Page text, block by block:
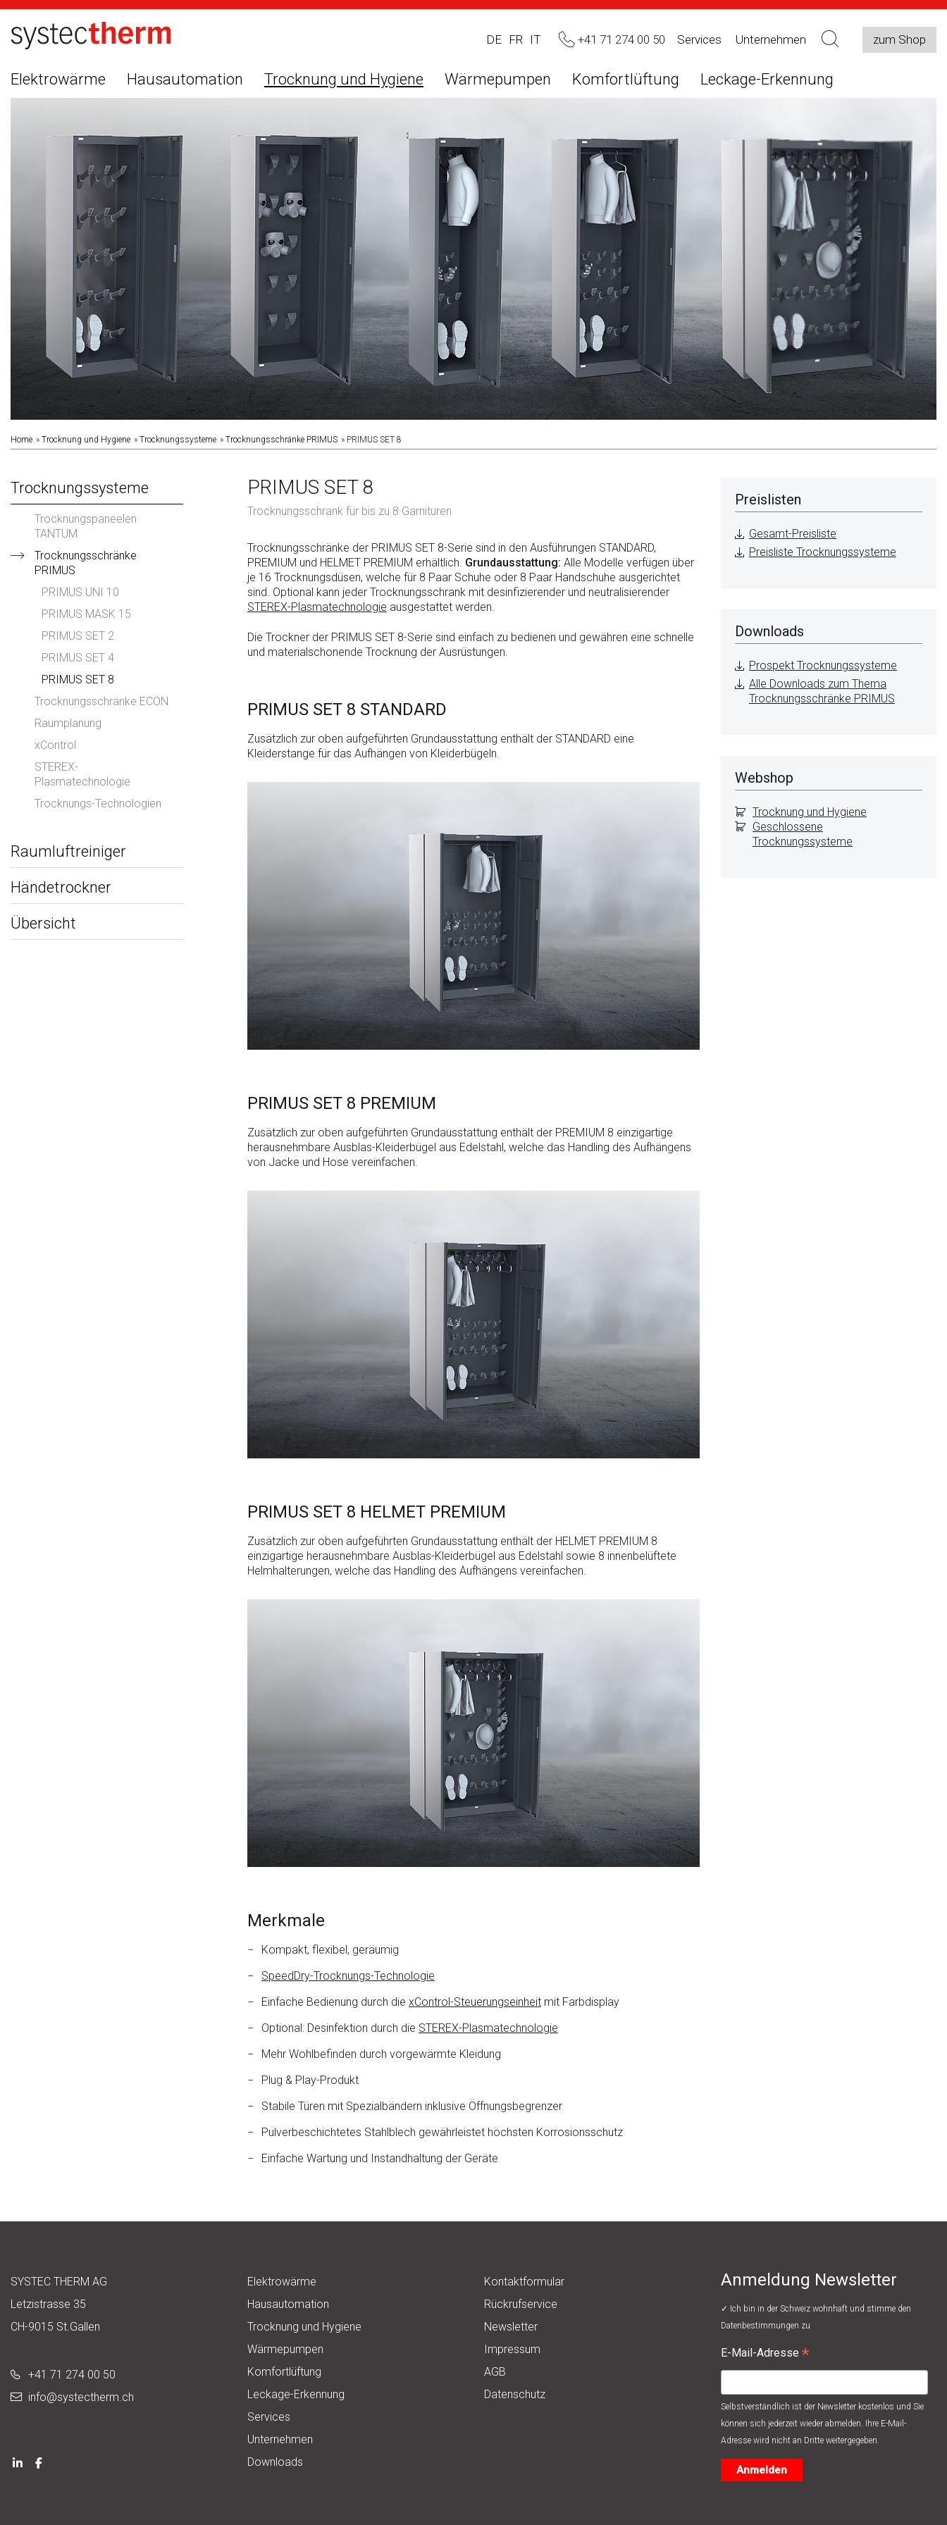
DE FR IT +41 71 274 00 50 Services Unternehmen zum Shop
Elektrowärme Hausautomation Trocknung und Hygiene Wärmepumpen Komfortlüftung Leckage-Erkennung
Home Trocknung und Hygiene Trocknungssysteme Trocknungsschränke PRIMUS PRIMUS SET 8
Trocknungssysteme
Trocknungspaneelen
TANTUM
Trocknungsschränke
PRIMUS
PRIMUS UNI 10
PRIMUS MASK 15
PRIMUS SET 2
PRIMUS SET 4
PRIMUS SET 8
Trocknungsschränke ECON
Raumplanung
xControl
STEREX-
Plasmatechnologie
Trocknungs-Technologien
Raumluftreiniger
Händetrockner
Übersicht
PRIMUS SET 8
Trocknungsschrank für bis zu 8 Garnituren
Trocknungsschränke der PRIMUS SET 8-Serie sind in den Ausführungen STANDARD,
PREMIUM und HELMET PREMIUM erhältlich. Grundausstattung: Alle Modelle verfügen über
je 16 Trocknungsdüsen, welche für 8 Paar Schuhe oder 8 Paar Handschuhe ausgerichtet
sind. Optional kann jeder Trocknungsschrank mit desinfizierender und neutralisierender
STEREX-Plasmatechnologie ausgestattet werden.
Die Trockner der PRIMUS SET 8-Serie sind einfach zu bedienen und gewähren eine schnelle
und materialschonende Trocknung der Ausrüstungen.
PRIMUS SET 8 STANDARD
Zusätzlich zur oben aufgeführten Grundausstattung enthält der STANDARD eine
Kleiderstange für das Aufhängen von Kleiderbügeln.
PRIMUS SET 8 PREMIUM
Zusätzlich zur oben aufgeführten Grundausstattung enthält der PREMIUM 8 einzigartige
herausnehmbare Ausblas-Kleiderbügel aus Edelstahl, welche das Handling des Aufhängens
von Jacke und Hose vereinfachen.
PRIMUS SET 8 HELMET PREMIUM
Zusätzlich zur oben aufgeführten Grundausstattung enthält der HELMET PREMIUM 8
einzigartige herausnehmbare Ausblas-Kleiderbügel aus Edelstahl sowie 8 innenbelüftete
Helmhalterungen, welche das Handling des Aufhängens vereinfachen.
Merkmale
Kompakt, flexibel, geräumig
SpeedDry-Trocknungs-Technologie
Einfache Bedienung durch die xControl-Steuerungseinheit mit Farbdisplay
Optional: Desinfektion durch die STEREX-Plasmatechnologie
Mehr Wohlbefinden durch vorgewärmte Kleidung
Plug & Play-Produkt
Stabile Türen mit Spezialbändern inklusive Öffnungsbegrenzer
Pulverbeschichtetes Stahlblech gewährleistet höchsten Korrosionsschutz
Einfache Wartung und Instandhaltung der Geräte
Preislisten
Gesamt-Preisliste
Preisliste Trocknungssysteme
Downloads
Prospekt Trocknungssysteme
Alle Downloads zum Thema
Trocknungsschränke PRIMUS
Webshop
Trocknung und Hygiene
Geschlossene
Trocknungssysteme
SYSTEC THERM AG
Letzistrasse 35
CH-9015 St.Gallen
+41 71 274 00 50
info@systectherm.ch
Elektrowärme
Hausautomation
Trocknung und Hygiene
Wärmepumpen
Komfortlüftung
Leckage-Erkennung
Services
Unternehmen
Downloads
Kontaktformular
Rückrufservice
Newsletter
Impressum
AGB
Datenschutz
Anmeldung Newsletter
✓ Ich bin in der Schweiz wohnhaft und stimme den
Datenbestimmungen zu
E-Mail-Adresse *
Selbstverständlich ist der Newsletter kostenlos und Sie
können sich jederzeit wieder abmelden. Ihre E-Mail-
Adresse wird nicht an Dritte weitergegeben.